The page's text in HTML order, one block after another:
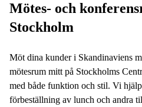
Mötes- och
Stockholm
Möt dina kunder i Skandinaviens
mötesrum mitt på Stockholms
med både funktion och stil. Vi
förbeställning av lunch och andra